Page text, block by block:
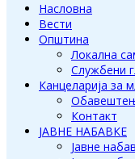
Насловна
Вести
Општина
Локална
Службени
Канцеларија за
Контакт
ЈАВНЕ НАБАВКЕ
Јавне